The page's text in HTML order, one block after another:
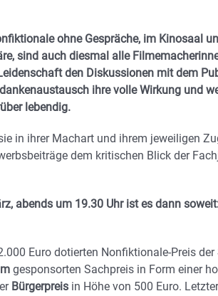
ohne Gespräche, im Kinosaal
sind auch diesmal alle
den Diskussionen mit dem
ihre volle Wirkung und
lebendig.
in ihrer Machart und ihrem jeweiligen
dem kritischen Blick der
abends um 19.30 Uhr ist es dann
Euro dotierten Nonfiktionale-Preis der
gesponsorten Sachpreis in Form einer
Bürgerpreis in Höhe von 500 Euro.